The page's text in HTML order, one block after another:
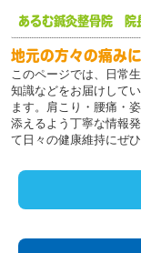
あるむ鍼灸整骨院 院
地元の方々の痛み
このページでは、日常
知識などをお届けして
ます。肩こり・腰痛・
添えるよう丁寧な情報
て日々の健康維持にぜ